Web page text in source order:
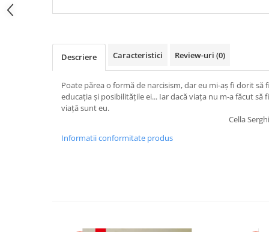
Descriere Caracteristici Review-uri (0)
Poate părea o formă de narcisism, dar eu mi-aş fi dorit să
educaţia şi posibilităţile ei... Iar dacă viaţa nu m-a făcut să
viaţă sunt eu.
Cella
Informatii conformitate produs